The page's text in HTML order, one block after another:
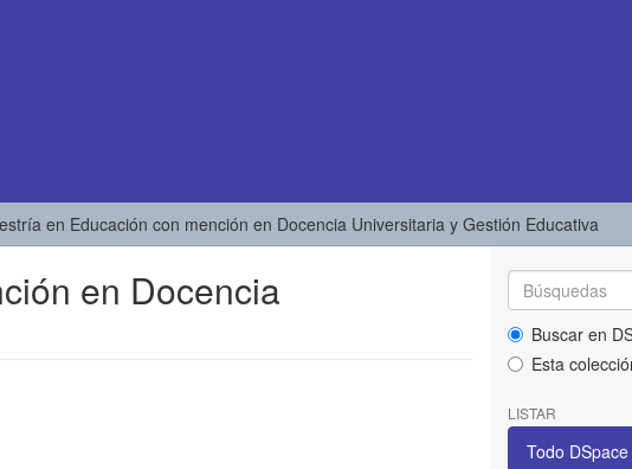
en Educación con mención en Docencia Universitaria y Gestión Educativa
en Docencia
Buscar en
Esta
LISTAR
Todo DSpace